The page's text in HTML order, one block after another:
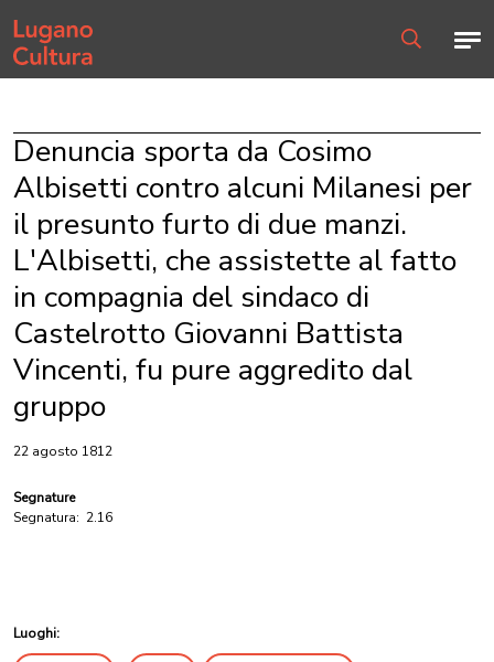
Home page
Denuncia sporta da Cosimo
Albisetti contro alcuni Milanesi per
il presunto furto di due manzi.
L'Albisetti, che assistette al fatto
in compagnia del sindaco di
Castelrotto Giovanni Battista
Vincenti, fu pure aggredito dal
gruppo
22 agosto 1812
Segnature
Segnatura: 2.16
Luoghi: